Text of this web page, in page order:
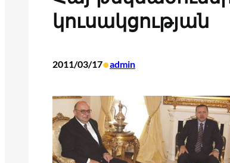
կուսակցության
2011/03/17•admin